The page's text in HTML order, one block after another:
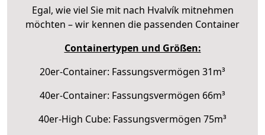
Egal, wie viel Sie mit nach Hvalvík mitnehmen
möchten – wir kennen die passenden Container
Containertypen und Größen:
20er-Container: Fassungsvermögen 31m³
40er-Container: Fassungsvermögen 66m³
40er-High Cube: Fassungsvermögen 75m³